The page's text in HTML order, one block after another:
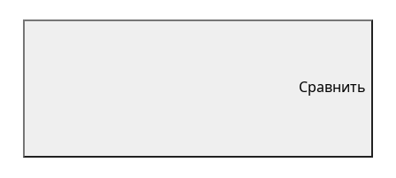
Сравнить